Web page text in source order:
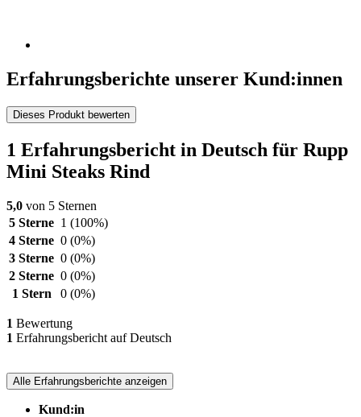
Erfahrungsberichte unserer Kund:innen
Dieses Produkt bewerten
1 Erfahrungsbericht in Deutsch für Rupp
Mini Steaks Rind
5,0 von 5 Sternen
5 Sterne 1 (100%)
4 Sterne 0 (0%)
3 Sterne 0 (0%)
2 Sterne 0 (0%)
1 Stern
0 (0%)
1 Bewertung
1 Erfahrungsbericht auf Deutsch
Alle Erfahrungsberichte anzeigen
Kund:in